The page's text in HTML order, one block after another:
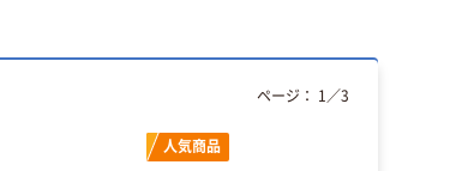
人気商品
ページ： 1 ／3